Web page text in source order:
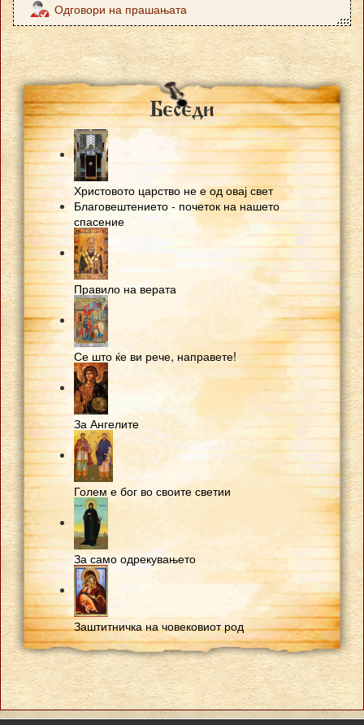
Одговори на прашањата
Besedi
Христовото царство не е од овај свет
Благовештението - почеток на нашето
спасение
Правило на верата
Се што ќе ви рече, направете!
За Ангелите
Голем е бог во своите светии
За само одрекувањето
Заштитничка на човековиот род